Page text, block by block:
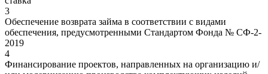
3
Обеспечение возврата займа в соответствии с видами
обеспечения, предусмотренными Стандартом Фонда № СФ-2-
2019
4
Финансирование проектов, направленных на организацию и/